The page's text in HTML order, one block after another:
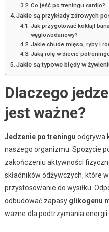
Co jeść po treningu cardio?
Jakie są przykłady zdrowych
Jak przygotować koktajl
węglowodanowy?
Jakie chude mięso, ryby i
Jaką rolę w diecie
Jakie są typowe błędy w
Dlaczego
jest ważne?
Jedzenie po treningu odgrywa
naszego organizmu. Spożycie
zakończeniu aktywności
składników odżywczych, które
przystosowanie do wysiłku.
odbudować zapasy glikogenu
ważne dla podtrzymania energii